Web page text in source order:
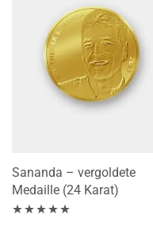
Sananda – vergoldete
Medaille (24 Karat)